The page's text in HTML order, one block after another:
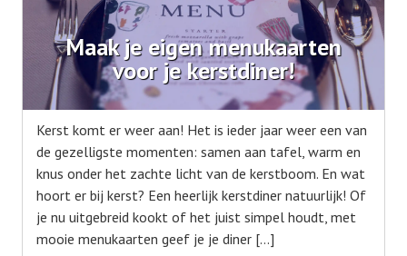
Maak je eigen menukaarten
voor je kerstdiner!
Kerst komt er weer aan! Het is ieder jaar weer een van
de gezelligste momenten: samen aan tafel, warm en
knus onder het zachte licht van de kerstboom. En wat
hoort er bij kerst? Een heerlijk kerstdiner natuurlijk! Of
je nu uitgebreid kookt of het juist simpel houdt, met
mooie menukaarten geef je je diner […]